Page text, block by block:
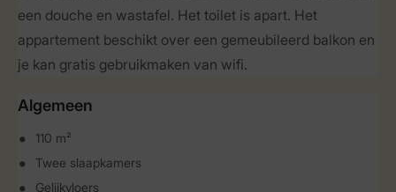
een douche en wastafel. Het toilet is apart. Het
appartement beschikt over een gemeubileerd balkon en
je kan gratis gebruikmaken van wifi.
Algemeen
110 m²
Twee slaapkamers
Gelijkvloers